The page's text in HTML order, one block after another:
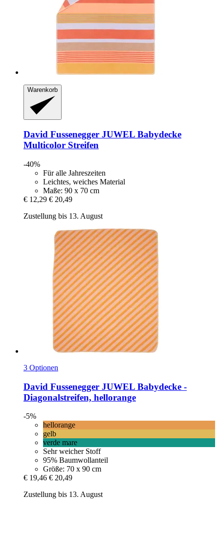
Warenkorb
David Fussenegger JUWEL Babydecke
Multicolor Streifen
-40%
Für alle Jahreszeiten
Leichtes, weiches Material
Maße: 90 x 70 cm
€ 12,29 € 20,49
Zustellung bis 13. August
3 Optionen
David Fussenegger JUWEL Babydecke -​
Diagonalstreifen, hellorange
-5%
hellorange
gelb
verde mare
Sehr weicher Stoff
95% Baumwollanteil
Größe: 70 x 90 cm
€ 19,46 € 20,49
Zustellung bis 13. August